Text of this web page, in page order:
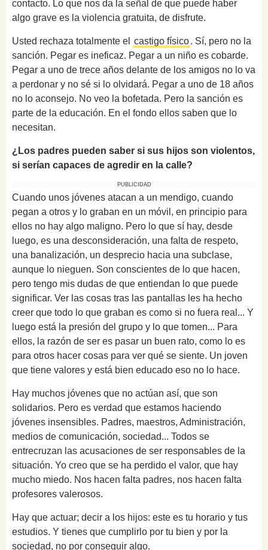
contacto. Lo que nos da la señal de que puede haber
algo grave es la violencia gratuita, de disfrute.
Usted rechaza totalmente el castigo físico. Sí, pero no la
sanción. Pegar es ineficaz. Pegar a un niño es cobarde.
Pegar a uno de trece años delante de los amigos no lo va
a perdonar y no sé si lo olvidará. Pegar a uno de 18 años
no lo aconsejo. No veo la bofetada. Pero la sanción es
parte de la educación. En el fondo ellos saben que lo
necesitan.
¿Los padres pueden saber si sus hijos son violentos,
si serían capaces de agredir en la calle?
PUBLICIDAD
Cuando unos jóvenes atacan a un mendigo, cuando
pegan a otros y lo graban en un móvil, en principio para
ellos no hay algo maligno. Pero lo que sí hay, desde
luego, es una desconsideración, una falta de respeto,
una banalización, un desprecio hacia una subclase,
aunque lo nieguen. Son conscientes de lo que hacen,
pero tengo mis dudas de que entiendan lo que puede
significar. Ver las cosas tras las pantallas les ha hecho
creer que todo lo que graban es como si no fuera real... Y
luego está la presión del grupo y lo que tomen... Para
ellos, la razón de ser es pasar un buen rato, como lo es
para otros hacer cosas para ver qué se siente. Un joven
que tiene valores y está bien educado eso no lo hace.
Hay muchos jóvenes que no actúan así, que son
solidarios. Pero es verdad que estamos haciendo
jóvenes insensibles. Padres, maestros, Administración,
medios de comunicación, sociedad... Todos se
entrecruzan las acusaciones de ser responsables de la
situación. Yo creo que se ha perdido el valor, que hay
mucho miedo. Nos hacen falta padres, nos hacen falta
profesores valerosos.
Hay que actuar; decir a los hijos: este es tu horario y tus
estudios. Y tienes que cumplirlo por tu bien y por la
sociedad, no por conseguir algo.